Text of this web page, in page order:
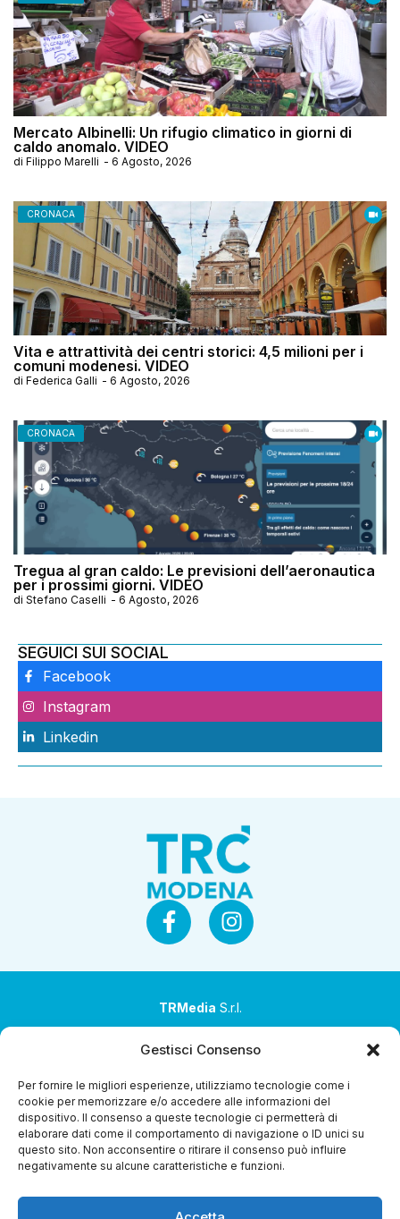
Gestisci Consenso
Per fornire le migliori esperienze, utilizziamo tecnologie come i
cookie per memorizzare e/o accedere alle informazioni del
dispositivo. Il consenso a queste tecnologie ci permetterà di
elaborare dati come il comportamento di navigazione o ID unici su
questo sito. Non acconsentire o ritirare il consenso può influire
negativamente su alcune caratteristiche e funzioni.
Mercato Albinelli: Un rifugio climatico in giorni di
caldo anomalo. VIDEO
di Filippo Marelli - 6 Agosto, 2026
CRONACA
Vita e attrattività dei centri storici: 4,5 milioni per i
comuni modenesi. VIDEO
di Federica Galli - 6 Agosto, 2026
CRONACA
Tregua al gran caldo: Le previsioni dell’aeronautica
per i prossimi giorni. VIDEO
di Stefano Caselli - 6 Agosto, 2026
SEGUICI SUI SOCIAL
Facebook
Instagram
Linkedin
TRMedia S.r.l.
coordinamento da parte di Coop Alleanza 3.0 Soc. Coop.
Sede legale: via Ragazzi del ’99 nr. 51 42124 Reggio Emilia
(RE)
P.Iva 00651840365